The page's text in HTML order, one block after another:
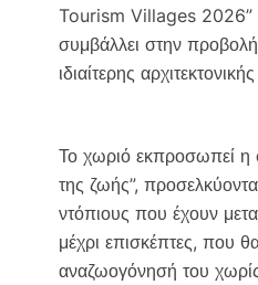
Tourism Villages 2026”
συμβάλλει στην προβολή
ιδιαίτερης
Το χωριό εκπροσωπεί η
της ζωής”,
ντόπιους που έχουν
μέχρι επισκέπτες, που
αναζωογόνησή του